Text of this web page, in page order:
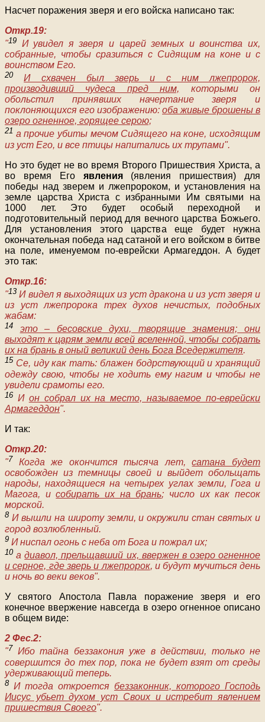
Насчет поражения зверя и его войска написано так:
Откр.19:
"19 И увидел я зверя и царей земных и воинства их,
собранные, чтобы сразиться с Сидящим на коне и с
воинством Его.
20
И схвачен был зверь и с ним лжепророк,
производивший чудеса пред ним, которыми он
обольстил принявших начертание зверя и
поклоняющихся его изображению: оба живые брошены в
озеро огненное, горящее серою;
21 а прочие убиты мечом Сидящего на коне, исходящим
из уст Его, и все птицы напитались их трупами".
Но это будет не во время Второго Пришествия Христа, а
во время Его явления(явления пришествия) для
победы над зверем и лжепророком, и установления на
земле царства Христа с избранными Им святыми на
1000 лет. Это будет особый переходной и
подготовительный период для вечного царства Божьего.
Для установления этого царства еще будет нужна
окончательная победа над сатаной и его войском в битве
на поле, именуемом по-еврейски Армагеддон. А будет
это так:
Откр.16:
"13 И видел я выходящих из уст дракона и из уст зверя и
из уст лжепророка трех духов нечистых, подобных
жабам:
14
это – бесовские духи, творящие знамения; они
выходят к царям земли всей вселенной, чтобы собрать
их на брань в оный великий день Бога Вседержителя.
15 Се, иду как тать: блажен бодрствующий и хранящий
одежду свою, чтобы не ходить ему нагим и чтобы не
увидели срамоты его.
16 И он собрал их на место, называемое по-еврейски
Армагеддон".
И так:
Откр.20:
"7 Когда же окончится тысяча лет,сатана будет
освобожден из темницы своей и выйдет обольщать
народы, находящиеся на четырех углах земли, Гога и
Магога, исобирать их на брань; число их как песок
морской.
8 И вышли на широту земли, и окружили стан святых и
город возлюбленный.
9 И ниспал огонь с неба от Бога и пожрал их;
10 адиавол, прельщавший их, ввержен в озеро огненное
и серное, где зверь и лжепророк, и будут мучиться день
и ночь во веки веков".
У святого Апостола Павла поражение зверя и его
конечное ввержение навсегда в озеро огненное описано
в общем виде:
2 Фес.2:
"7 Ибо тайна беззакония уже в действии, только не
совершится до тех пор, пока не будет взят от среды
удерживающий теперь.
8 И тогда откроется беззаконник, которого Господь
Иисус убьет духом уст Своих и истребит явлением
пришествия Своего".